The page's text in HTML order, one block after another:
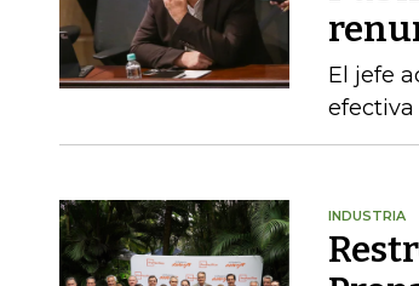
El jefe
INDUSTRIA